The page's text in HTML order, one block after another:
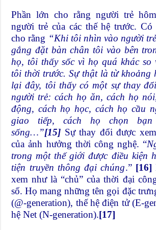
Phần lớn cho rằng người trẻ
người trẻ của các thế hệ trước.
cho rằng “Khi tôi nhìn vào người
gắng đặt bàn chân tôi vào bên
họ, tôi thấy sốc vì họ quá khác so
tôi thời trước. Sự thật là từ khoảng
lại đây, tôi thấy có một sự thay
người trẻ: cách họ ăn, cách họ
động, cách họ học, cách họ cầu
giao tiếp, cách họ chọn
sống…”[15] Sự thay đổi được
của ảnh hưởng thời công nghệ. “
trong một thế giới được điều kiện
tiện truyền thông đại chúng.” [16]
xem như là “chủ” của thời đại
số. Họ mang những tên gọi đặc
(@-generation), thế hệ điện tử (E-
hệ Net (N-generation).[17]